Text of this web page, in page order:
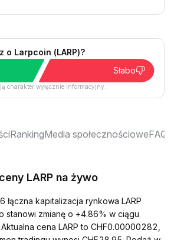
o Larpcoin (LARP)?
Słabo
charakter wyłącznie informacyjny.
RankingMedia społecznościoweFAQ
LARP na żywo
kapitalizacja rynkowa LARP
stanowi zmianę o +4.86% w ciągu
cena LARP to CHF0.00000282,